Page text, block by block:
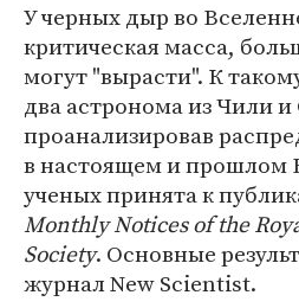
У черных дыр во
критическая масса,
могут "вырасти". К
два астронома из Чили
проанализировав
в настоящем и прошлом
ученых принята к
Monthly Notices of the
Society. Основные
журнал New Scientist.